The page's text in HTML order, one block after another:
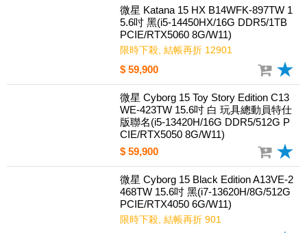
微星 Katana 15 HX B14WFK-897TW 1
5.6吋 黑(i5-14450HX/16G DDR5/1TB
PCIE/RTX5060 8G/W11)
限時下殺, 結帳再折 12901
$ 59,900
微星 Cyborg 15 Toy Story Edition C13
WE-423TW 15.6吋 白 玩具總動員特仕
版聯名(i5-13420H/16G DDR5/512G P
CIE/RTX5050 8G/W11)
$ 59,900